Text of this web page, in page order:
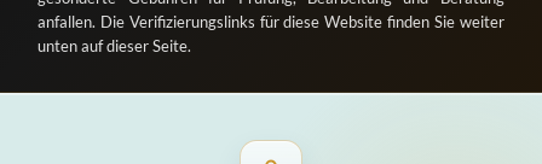
anfallen. Die Verifizierungslinks für diese Website finden Sie weiter
unten auf dieser Seite.